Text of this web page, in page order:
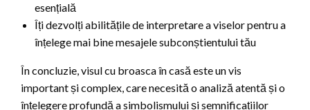
esențială
Îți dezvolți abilitățile de interpretare a viselor pentru a
înțelege mai bine mesajele subconștientului tău
În concluzie, visul cu broasca în casă este un vis
important și complex, care necesită o analiză atentă și o
înțelegere profundă a simbolismului și semnificațiilor